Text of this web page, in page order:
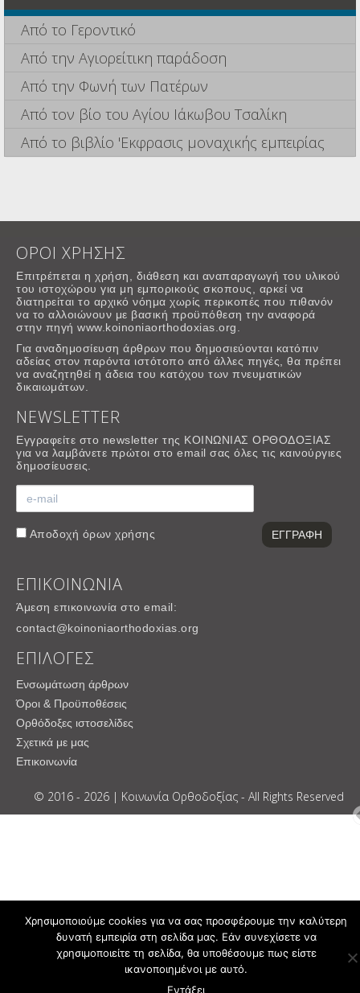
Από το Γεροντικό
Από την Αγιορείτικη παράδοση
Από την Φωνή των Πατέρων
Από τον βίο του Αγίου Ιάκωβου Τσαλίκη
Από το βιβλίο 'Εκφρασις μοναχικής εμπειρίας
ΟΡΟΙ ΧΡΗΣΗΣ
Επιτρέπεται η χρήση, διάθεση και αναπαραγωγή του υλικού
του ιστοχώρου για μη εμπορικούς σκοπους, αρκεί να
διατηρείται το αρχικό νόημα χωρίς περικοπές που πιθανόν
να το αλλοιώνουν με βασική προϋπόθεση την αναφορά
στην πηγή www.koinoniaorthodoxias.org.
Για αναδημοσίευση άρθρων που δημοσιεύονται κατόπιν
αδείας στον παρόντα ιστότοπο από άλλες πηγές, θα πρέπει
να αναζητηθεί η άδεια του κατόχου των πνευματικών
δικαιωμάτων.
NEWSLETTER
Εγγραφείτε στο newsletter της ΚΟΙΝΩΝΙΑΣ ΟΡΘΟΔΟΞΙΑΣ
για να λαμβάνετε πρώτοι στο email σας όλες τις καινούργιες
δημοσίευσεις.
Αποδοχή όρων χρήσης
ΕΠΙΚΟΙΝΩΝΙΑ
Άμεση επικοινωνία στο email:
contact@koinoniaorthodoxias.org
ΕΠΙΛΟΓΕΣ
Ενσωμάτωση άρθρων
Όροι & Προϋποθέσεις
Ορθόδοξες ιστοσελίδες
Σχετικά με μας
Επικοινωνία
© 2016 - 2026 | Κοινωνία Ορθοδοξίας - All Rights Reserved
Χρησιμοποιούμε cookies για να σας προσφέρουμε την καλύτερη
δυνατή εμπειρία στη σελίδα μας. Εάν συνεχίσετε να
χρησιμοποιείτε τη σελίδα, θα υποθέσουμε πως είστε
ικανοποιημένοι με αυτό.
Εντάξει